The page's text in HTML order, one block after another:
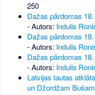
250
Dažas pārdomas
- Autors: Indulis
Dažas pārdomas
- Autors: Indulis
Dažas pārdomas
- Autors: Indulis
Latvijas tautas
un Džordžam Bušam